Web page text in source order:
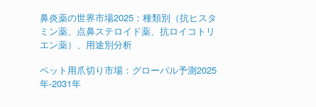
鼻炎薬の世界市場2025：種類別（抗ヒスタ
ミン薬、点鼻ステロイド薬、抗ロイコトリ
エン薬）、用途別分析
ペット用爪切り市場：グローバル予測2025
年-2031年